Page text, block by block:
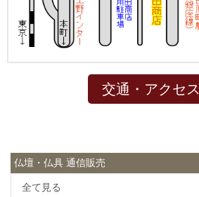
交通・アクセス
仏壇・仏具 通信販売
全て見る